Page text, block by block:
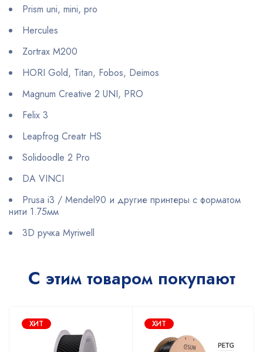
Prism uni, mini, pro
Hercules
Zortrax M200
HORI Gold, Titan, Fobos, Deimos
Magnum Creative 2 UNI, PRO
Felix 3
Leapfrog Creatr HS
Solidoodle 2 Pro
DA VINCI
Prusa i3 / Mendel90 и другие принтеры с форматом
нити 1.75мм
3D ручка Myriwell
С этим товаром покупают
ХИТ ХИТ